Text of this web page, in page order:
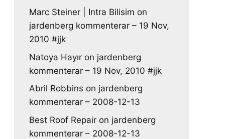
Marc Steiner | Intra Bilisim on
jardenberg kommenterar – 19 Nov,
2010 #jjk
Natoya Hayır on jardenberg
kommenterar – 19 Nov, 2010 #jjk
Abril Robbins on jardenberg
kommenterar – 2008-12-13
Best Roof Repair on jardenberg
kommenterar – 2008-12-13